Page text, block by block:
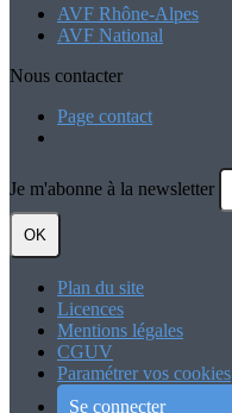
AVF Rhône-Alpes
AVF National
Nous contacter
Page contact
Je m'abonne à la newsletter
OK
Plan du site
Licences
Mentions légales
CGUV
Paramétrer vos cookies
Se connecter